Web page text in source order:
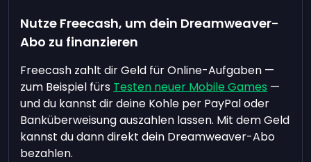
Nutze Freecash, um dein Dreamweaver-
Abo zu finanzieren
Freecash zahlt dir Geld für Online-Aufgaben —
zum Beispiel fürs Testen neuer Mobile Games —
und du kannst dir deine Kohle per PayPal oder
Banküberweisung auszahlen lassen. Mit dem Geld
kannst du dann direkt dein Dreamweaver-Abo
bezahlen.